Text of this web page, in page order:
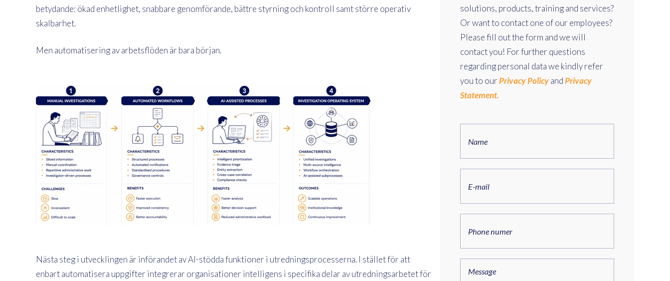
betydande: ökad enhetlighet, snabbare genomförande, bättre styrning och kontroll samt större operativ
skalbarhet.
Men automatisering av arbetsflöden är bara början.
Nästa steg i utvecklingen är införandet av AI-stödda funktioner i utredningsprocesserna. I stället för att
enbart automatisera uppgifter integrerar organisationer intelligens i specifika delar av utredningsarbetet för
solutions, products, training and services?
Or want to contact one of our employees?
Please fill out the form and we will
contact you! For further questions
regarding personal data we kindly refer
you to ourPrivacy PolicyandPrivacy
Statement.